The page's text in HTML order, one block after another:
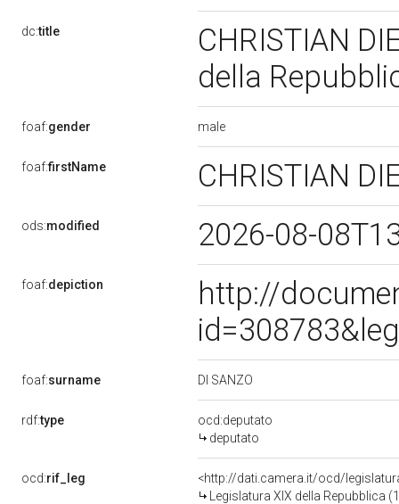
dc:title
CHRISTIAN
della
foaf:gender male
foaf:firstName CHRISTIAN
ods:modified 2026-08-
foaf:depiction
http://
foaf:surname DI SANZO
rdf:type
ocd:deputato
deputato
ocd:rif_leg
<http://dati.camera.it/ocd/
Legislatura XIX della Repubblica